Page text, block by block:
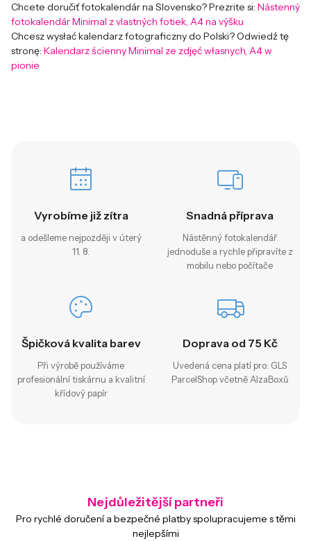
Chcete doručiť fotokalendár na Slovensko? Prezrite si: Nástenný
fotokalendár Minimal z vlastných fotiek, A4 na výšku
Chcesz wysłać kalendarz fotograficzny do Polski? Odwiedź tę
stronę: Kalendarz ścienny Minimal ze zdjęć własnych, A4 w
pionie
Vyrobíme již zítra
a odešleme nejpozději v úterý
11. 8.
Snadná příprava
Nástěnný fotokalendář
jednoduše a rychle připravíte z
mobilu nebo počítače
Špičková kvalita barev
Při výrobě používáme
profesionální tiskárnu a kvalitní
křídový papír
Doprava od 75 Kč
Uvedená cena platí pro: GLS
ParcelShop včetně AlzaBoxů
Nejdůležitější partneři
Pro rychlé doručení a bezpečné platby spolupracujeme s těmi
nejlepšími